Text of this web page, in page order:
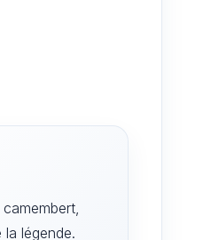
camembert,
légende.